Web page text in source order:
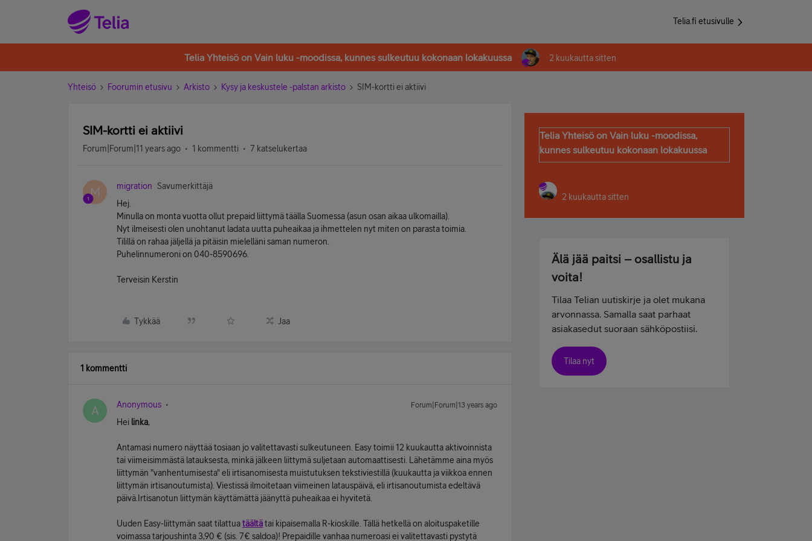
Telia.fi etusivulle
Telia Yhteisö on Vain luku -moodissa, kunnes sulkeutuu kokonaan lokakuussa 2 kuukautta sitten
Yhteisö Foorumin etusivu Arkisto Kysy ja keskustele -palstan arkisto SIM-kortti ei aktiivi
SIM-kortti ei aktiivi
Forum|Forum|11 years ago 1 kommentti 7 katselukertaa
M migration
Savumerkittäjä
Hej.
Minulla on monta vuotta ollut prepaid liittymä täälla Suomessa (asun osan aikaa ulkomailla).
Nyt ilmeisesti olen unohtanut ladata uutta puheaikaa ja ihmettelen nyt miten on parasta toimia.
Tilillä on rahaa jäljellä ja pitäisin mielelläni saman numeron.
Puhelinnumeroni on 040-8590696.
Terveisin Kerstin
Tykkää Jaa
1 kommentti
A Anonymous Forum|Forum|13 years ago
Hei linka,
Antamasi numero näyttää tosiaan jo valitettavasti sulkeutuneen. Easy toimii 12 kuukautta aktivoinnista
tai viimeisimmästä latauksesta, minkä jälkeen liittymä suljetaan automaattisesti. Lähetämme aina myös
liittymän "vanhentumisesta" eli irtisanomisesta muistutuksen tekstiviestillä (kuukautta ja viikkoa ennen
liittymän irtisanoutumista). Viestissä ilmoitetaan viimeinen latauspäivä, eli irtisanoutumista edeltävä
päivä.Irtisanotun liittymän käyttämättä jäänyttä puheaikaa ei hyvitetä.
Uuden Easy-liittymän saat tilattuatäältätai kipaisemalla R-kioskille. Tällä hetkellä on aloituspaketille
voimassa tarjoushinta 3,90 € (sis. 7€ saldoa)! Prepaidille vanhaa numeroasi ei valitettavasti pystytä
Telia Yhteisö on Vain luku -moodissa,
kunnes sulkeutuu kokonaan lokakuussa
2 kuukautta sitten
Älä jää paitsi – osallistu ja
voita!
Tilaa Telian uutiskirje ja olet mukana
arvonnassa. Samalla saat parhaat
asiakasedut suoraan sähköpostiisi.
Tilaa nyt